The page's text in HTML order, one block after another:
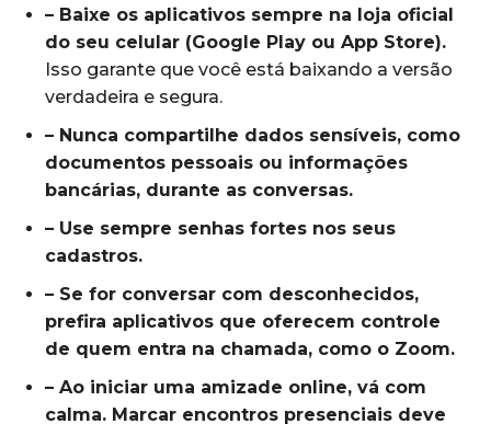
– Baixe os aplicativos sempre na loja oficial
do seu celular (Google Play ou App Store).
Isso garante que você está baixando a versão
verdadeira e segura.
– Nunca compartilhe dados sensíveis, como
documentos pessoais ou informações
bancárias, durante as conversas.
– Use sempre senhas fortes nos seus
cadastros.
– Se for conversar com desconhecidos,
prefira aplicativos que oferecem controle
de quem entra na chamada, como o Zoom.
– Ao iniciar uma amizade online, vá com
calma. Marcar encontros presenciais deve